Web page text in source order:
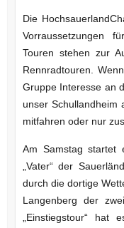
Die
Vorraussetzungen
Touren stehen zur
Rennradtouren.
Gruppe Interesse an
unser Schullandheim
mitfahren oder nur
Am Samstag startet
„Vater“ der
durch die dortige
Langenberg der
„Einstiegstour“